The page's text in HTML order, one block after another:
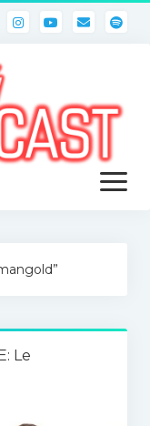
otevřít
menu
Le